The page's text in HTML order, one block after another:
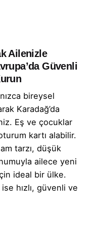
Ailenizle
Güvenli
bireysel
Karadağ’da
Eş ve çocuklar
kartı alabilir.
tarzı, düşük
ailece yeni
ideal bir ülke.
hızlı, güvenli ve